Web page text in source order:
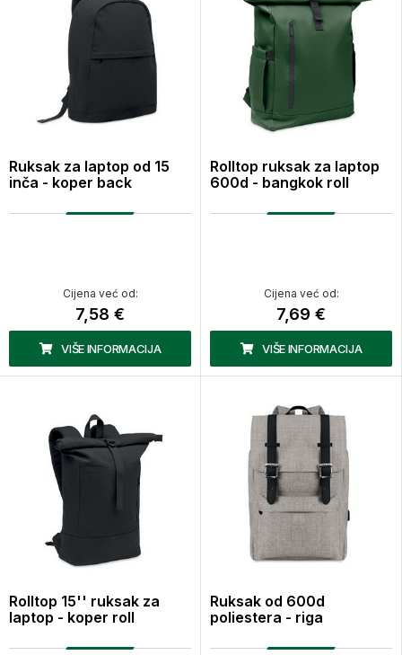
Ruksak za laptop od 15
inča - koper back
Cijena već od:
7,58 €
VIŠE INFORMACIJA
Rolltop ruksak za laptop
600d - bangkok roll
Cijena već od:
7,69 €
VIŠE INFORMACIJA
Rolltop 15'' ruksak za
laptop - koper roll
Ruksak od 600d
poliestera - riga